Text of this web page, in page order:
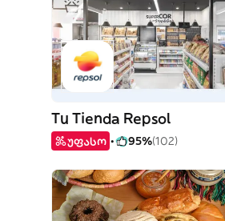
Tu Tienda Repsol
უფასო 95%(102)